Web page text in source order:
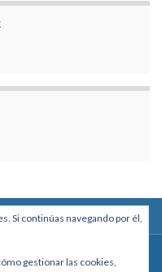
Arcadia, Mezzanine, Of. 101
Si continúas navegando por él,
gestionar las cookies,